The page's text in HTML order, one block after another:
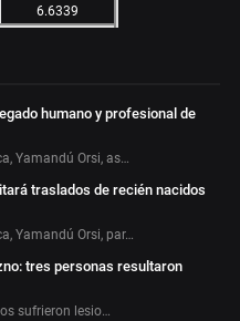
6.6339
humano y profesional de
Yamandú Orsi, as…
traslados de recién nacidos
Yamandú Orsi, par…
tres personas resultaron
sufrieron lesio…